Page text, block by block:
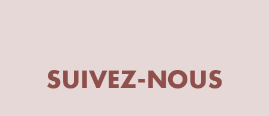
SUIVEZ-NOUS